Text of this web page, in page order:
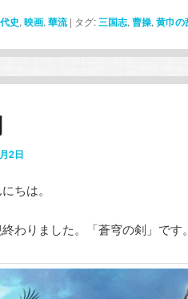
史, 映画, 華流 | タグ:三国志, 曹操, 黄巾の
2日
ちは。
わりました。「蒼穹の剣」です。